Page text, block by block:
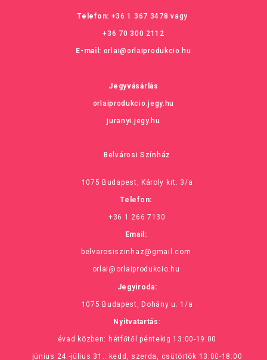
Telefon: +36 1 367 3478 vagy
+36 70 300 2112
E-mail: orlai@orlaiprodukcio.hu
Jegyvásárlás
orlaiprodukcio.jegy.hu
juranyi.jegy.hu
Belvárosi Színház
1075 Budapest, Károly krt. 3/a
Telefon:
+36 1 266 7130
Email:
belvarosiszinhaz@gmail.com
orlai@orlaiprodukcio.hu
Jegyiroda:
1075 Budapest, Dohány u. 1/a
Nyitvatartás:
évad közben: hétfőtől péntekig 13:00-19:00
június 24.-július 31.: kedd, szerda, csütörtök 13:00-18:00